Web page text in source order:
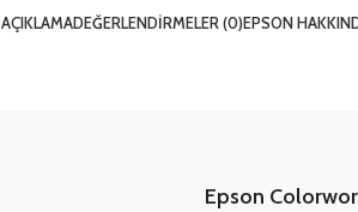
AÇIKLAMADEĞERLENDIRMELER (0)EPSON
Epson